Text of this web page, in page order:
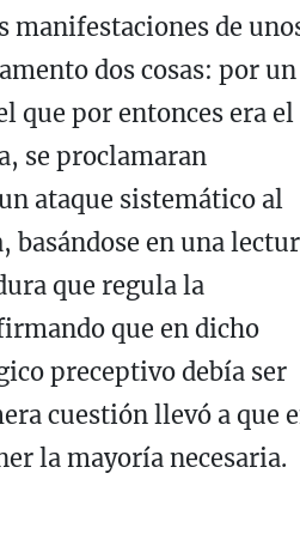
de
dos cosas: por un
que por entonces era el
se proclamaran
ataque sistemático al
en una
que regula la
que en dicho
preceptivo debía ser
cuestión llevó a que
la mayoría necesaria.